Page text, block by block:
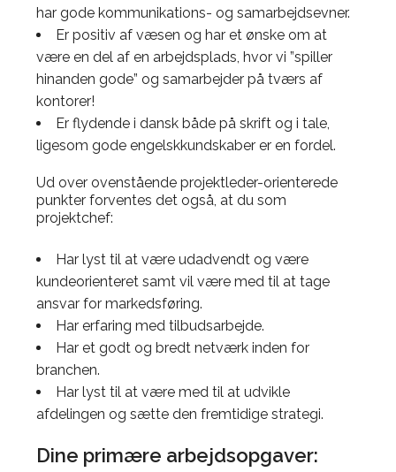
har gode kommunikations- og samarbejdsevner.
Er positiv af væsen og har et ønske om at
være en del af en arbejdsplads, hvor vi ”spiller
hinanden gode” og samarbejder på tværs af
kontorer!
Er flydende i dansk både på skrift og i tale,
ligesom gode engelskkundskaber er en fordel.
Ud over ovenstående projektleder-orienterede
punkter forventes det også, at du som
projektchef:
Har lyst til at være udadvendt og være
kundeorienteret samt vil være med til at tage
ansvar for markedsføring.
Har erfaring med tilbudsarbejde.
Har et godt og bredt netværk inden for
branchen.
Har lyst til at være med til at udvikle
afdelingen og sætte den fremtidige strategi.
Dine primære arbejdsopgaver: